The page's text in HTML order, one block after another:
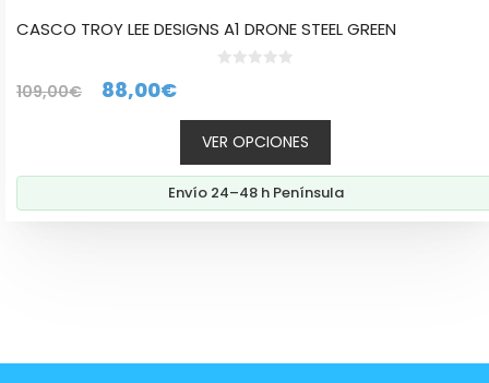
CASCO TROY LEE DESIGNS A1 DRONE STEEL GREEN
109,00€
El
era:
109,00€.
88,00€El
precio
actual
es:
88,00€.
VER OPCIONES
Envío 24–48 h Península